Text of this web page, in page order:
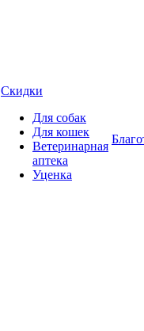
Скидки
Для собак
Для кошек
Ветеринарная
аптека
Уценка